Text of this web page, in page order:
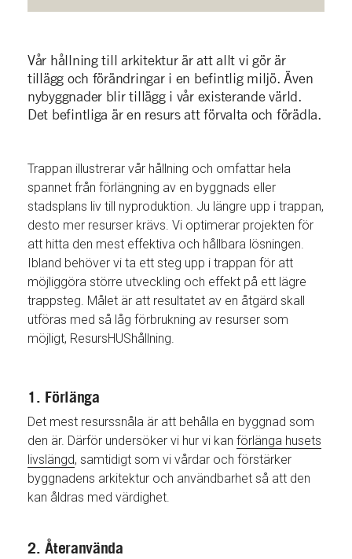
Vår hållning till arkitektur är att allt vi gör är
tillägg och förändringar i en befintlig miljö. Även
nybyggnader blir tillägg i vår existerande värld.
Det befintliga är en resurs att förvalta och förädla.
Trappan illustrerar vår hållning och omfattar hela
spannet från förlängning av en byggnads eller
stadsplans liv till nyproduktion. Ju längre upp i trappan,
desto mer resurser krävs. Vi optimerar projekten för
att hitta den mest effektiva och hållbara lösningen.
Ibland behöver vi ta ett steg upp i trappan för att
möjliggöra större utveckling och effekt på ett lägre
trappsteg. Målet är att resultatet av en åtgärd skall
utföras med så låg förbrukning av resurser som
möjligt, ResursHUShållning.
1. Förlänga
Det mest resurssnåla är att behålla en byggnad som
den är. Därför undersöker vi hur vi kan förlänga husets
livslängd, samtidigt som vi vårdar och förstärker
byggnadens arkitektur och användbarhet så att den
kan åldras med värdighet.
2. Återanvända